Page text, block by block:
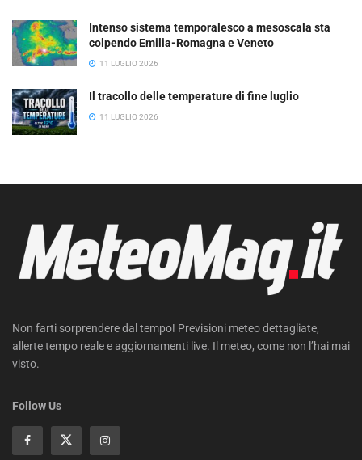
Intenso sistema temporalesco a mesoscala sta
colpendo Emilia-Romagna e Veneto
11 LUGLIO 2026
Il tracollo delle temperature di fine luglio
11 LUGLIO 2026
Non farti sorprendere dal tempo! Previsioni meteo dettagliate,
allerte tempo reale e aggiornamenti live. Il meteo, come non l’hai mai
visto.
Follow Us